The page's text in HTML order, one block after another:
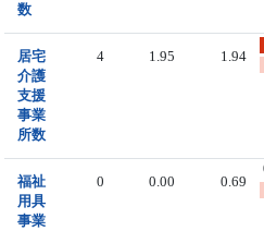
数
居宅
介護
支援
事業
所数
4 1.95 1.94
福祉
用具
事業
0 0.00 0.69